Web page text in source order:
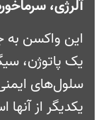
آلرژی،
این واکسن به
یک پاتوژن،
سلول‌های
یکدیگر از آنها